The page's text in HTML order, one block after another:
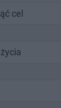
cel